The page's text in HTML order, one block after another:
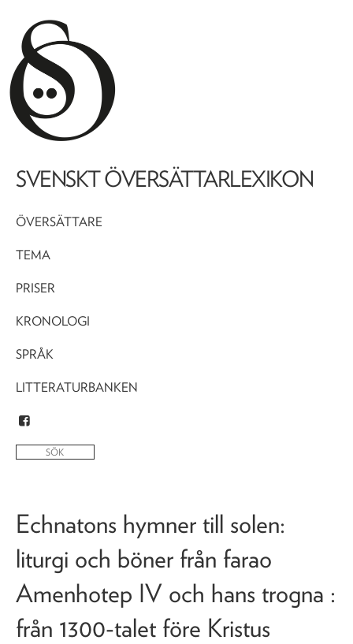
SVENSKT ÖVERSÄTTARLEXIKON
ÖVERSÄTTARE
TEMA
PRISER
KRONOLOGI
SPRÅK
LITTERATURBANKEN
Echnatons hymner till solen:
liturgi och böner från farao
Amenhotep IV och hans trogna :
från 1300-talet före Kristus